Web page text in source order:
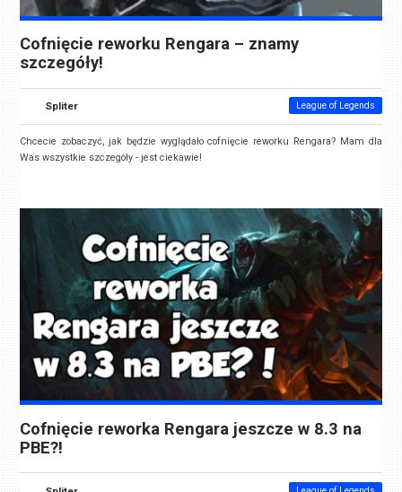
Cofnięcie reworku Rengara – znamy
szczegóły!
Spliter League of Legends
Chcecie zobaczyć, jak będzie wyglądało cofnięcie reworku Rengara? Mam dla
Was wszystkie szczegóły - jest ciekawie!
Cofnięcie reworka Rengara jeszcze w 8.3 na
PBE?!